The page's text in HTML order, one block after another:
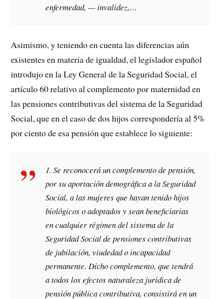
enfermedad, — invalidez,…
Asimismo, y teniendo en cuenta las diferencias aún
existentes en materia de igualdad, el legislador español
introdujo en la Ley General de la Seguridad Social, el
artículo 60 relativo al complemento por maternidad en
las pensiones contributivas del sistema de la Seguridad
Social, que en el caso de dos hijos correspondería al 5%
por ciento de esa pensión que establece lo siguiente:
1. Se reconocerá un complemento de pensión,
por su aportación demográfica a la Seguridad
Social, a las mujeres que hayan tenido hijos
biológicos o adoptados y sean beneficiarias
en cualquier régimen del sistema de la
Seguridad Social de pensiones contributivas
de jubilación, viudedad o incapacidad
permanente. Dicho complemento, que tendrá
a todos los efectos naturaleza jurídica de
pensión pública contributiva, consistirá en un